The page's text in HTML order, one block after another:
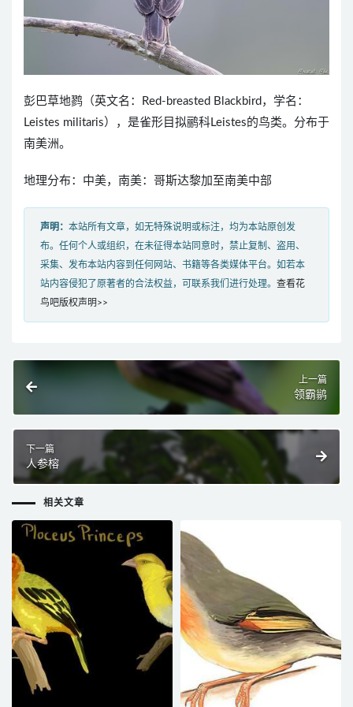
彭巴草地鹨（英文名：Red-breasted Blackbird，学名：
Leistes militaris），是雀形目拟鹂科Leistes的鸟类。分布于
南美洲。
地理分布：中美，南美：哥斯达黎加至南美中部
声明： 本站所有文章，如无特殊说明或标注，均为本站原创发
布。任何个人或组织，在未征得本站同意时，禁止复制、盗用、
采集、发布本站内容到任何网站、书籍等各类媒体平台。如若本
站内容侵犯了原著者的合法权益，可联系我们进行处理。 查看花
鸟吧版权声明>>
上一篇
领霸鹟
下一篇
人参榕
相关文章